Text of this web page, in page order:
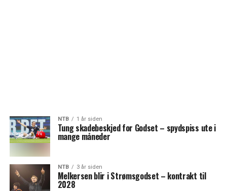
NTB 1 år siden
Tung skadebeskjed for Godset – spydspiss ute i
mange måneder
NTB 3 år siden
Melkersen blir i Strømsgodset – kontrakt til
2028